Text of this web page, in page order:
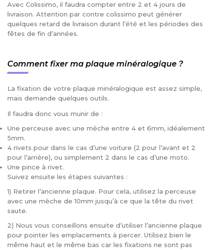
Avec Colissimo, il faudra compter entre 2 et 4 jours de
livraison. Attention par contre colissimo peut générer
quelques retard de livraison durant l’été et les périodes des
fêtes de fin d’années.
Comment fixer ma plaque minéralogique ?
La fixation de votre plaque minéralogique est assez simple,
mais demande quelques outils.
Il faudra donc vous munir de :
Une perceuse avec une mèche entre 4 et 6mm, idéalement
5mm.
4 rivets pour dans le cas d’une voiture (2 pour l’avant et 2
pour l’arrière), ou simplement 2 dans le cas d’une moto.
Une pince à rivet.
Suivez ensuite les étapes suivantes :
1) Retirer l’ancienne plaque. Pour cela, utilisez la perceuse
avec une mèche de 10mm jusqu’à ce que la tête du rivet
saute.
2) Nous vous conseillons ensuite d’utiliser l’ancienne plaque
pour pointer les emplacements à percer. Utilisez bien le
même haut et le même bas car les fixations ne sont pas